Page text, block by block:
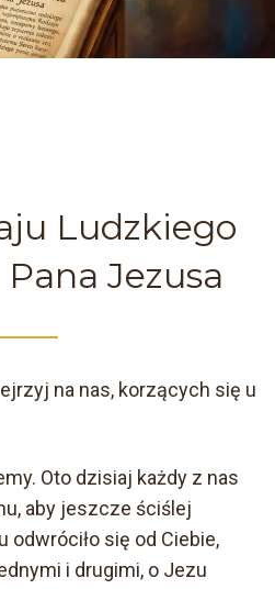
Ludzkiego
Jezusa
na nas, korzących się u
Oto dzisiaj każdy z nas
aby jeszcze ściślej
odwróciło się od Ciebie,
i drugimi, o Jezu